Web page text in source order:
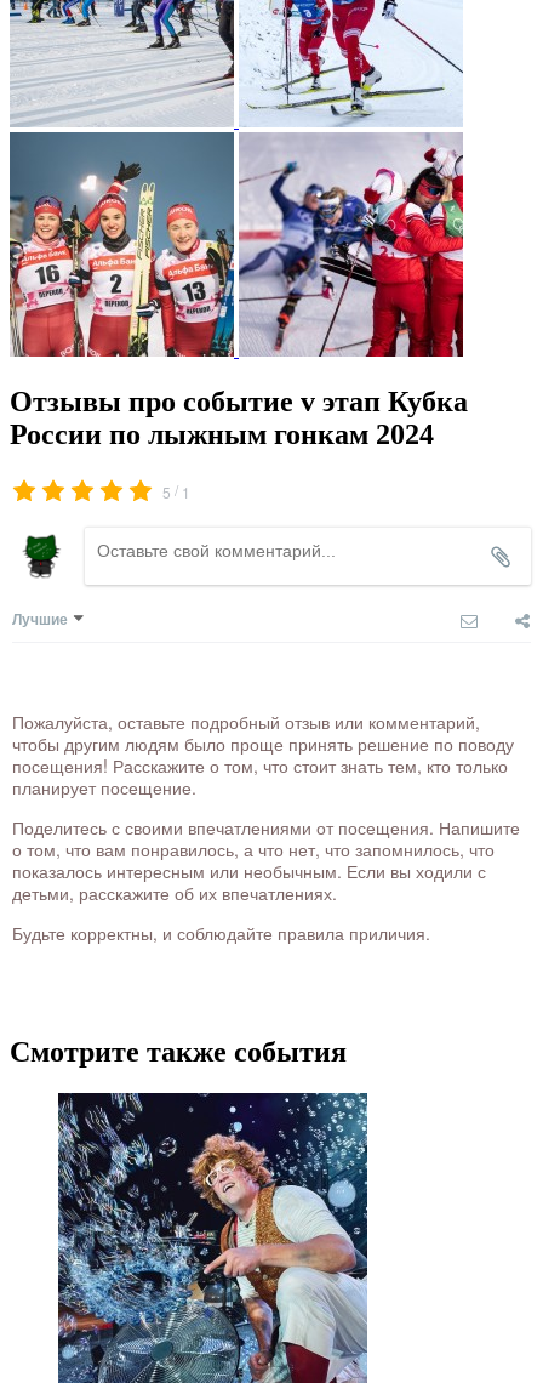
Отзывы про событие v этап Кубка
России по лыжным гонкам 2024
5 / 1
Лучшие
Пожалуйста, оставьте подробный отзыв или комментарий,
чтобы другим людям было проще принять решение по поводу
посещения! Расскажите о том, что стоит знать тем, кто только
планирует посещение.
Поделитесь с своими впечатлениями от посещения. Напишите
о том, что вам понравилось, а что нет, что запомнилось, что
показалось интересным или необычным. Если вы ходили с
детьми, расскажите об их впечатлениях.
Будьте корректны, и соблюдайте правила приличия.
Смотрите также события